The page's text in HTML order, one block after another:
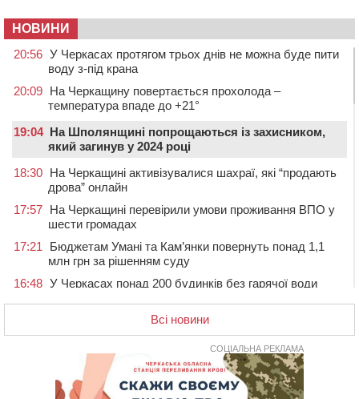
НОВИНИ
20:56 У Черкасах протягом трьох днів не можна буде пити
воду з-під крана
20:09 На Черкащину повертається прохолода –
температура впаде до +21°
19:04 На Шполянщині попрощаються із захисником,
який загинув у 2024 році
18:30 На Черкащині активізувалися шахраї, які “продають
дрова” онлайн
17:57 На Черкащині перевірили умови проживання ВПО у
шести громадах
17:21
Бюджетам Умані та Кам’янки повернуть понад 1,1
млн грн за рішенням суду
16:48 У Черкасах понад 200 будинків без гарячої води
На Звенигородщині провели в останню путь
загиблого на Херсонщині військового
Сьогодні ЛНЗ зустрінеться з “Карпатами” у Львові
Поблизу Умані нетверезий водій Jaguar протаранив
Всі новини
СОЦІАЛЬНА РЕКЛАМА